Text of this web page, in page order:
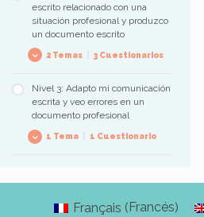
Competencia 2, Nivel 1 :
profesionales
La naturaleza de un
clasificación
escrito relacionado con una
situación profesional y produzco
un documento escrito
2 Temas 3 Cuestionarios
Leer un horario
Tomar notas de un
Nivel 3: Adapto mi comunicación
escrita y veo errores en un
documento profesional
1 Tema 1 Cuestionario
Français ( Francés)